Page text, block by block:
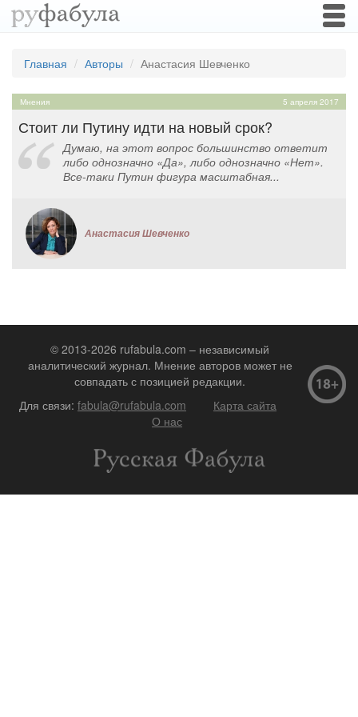
Главная Авторы Анастасия Шевченко
Мнения 5 апреля 2017
Стоит ли Путину идти на новый срок?
Думаю, на этот вопрос большинство ответит
либо однозначно «Да», либо однозначно «Нет».
Все-таки Путин фигура масштабная...
Анастасия Шевченко
© 2013-2026 rufabula.com – независимый
аналитический журнал. Мнение авторов может не
совпадать с позицией редакции.
Для связи: fabula@rufabula.com
Карта сайта
О нас